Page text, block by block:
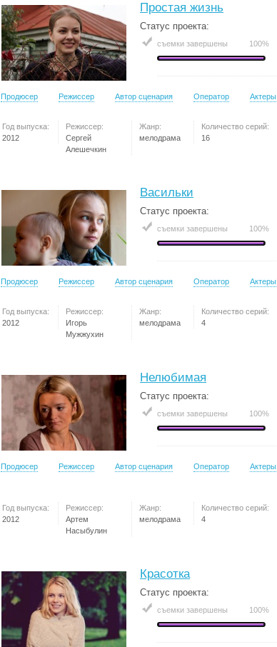
Простая жизнь
Статус проекта:
съемки завершены 100%
Продюсер Режиссер Автор сценария Оператор Актеры
Год выпуска:
2012
Режиссер:
Сергей
Алешечкин
Жанр:
мелодрама
Количество серий:
16
Васильки
Статус проекта:
съемки завершены 100%
Продюсер Режиссер Автор сценария Оператор Актеры
Год выпуска:
2012
Режиссер:
Игорь
Мужжухин
Жанр:
мелодрама
Количество серий:
4
Нелюбимая
Статус проекта:
съемки завершены 100%
Продюсер Режиссер Автор сценария Оператор Актеры
Год выпуска:
2012
Режиссер:
Артем
Насыбулин
Жанр:
мелодрама
Количество серий:
4
Красотка
Статус проекта:
съемки завершены 100%